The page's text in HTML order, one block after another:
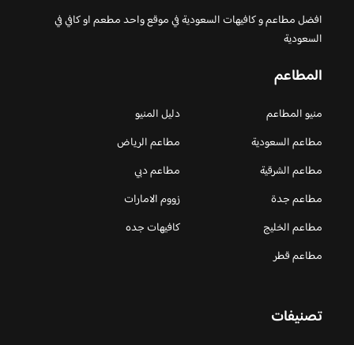
افضل مطاعم و كافيهات السعودية في موقع واحد مطعم او كافي في
السعودية
المطاعم
منيو المطاعم
دليل المنيو
مطاعم السعودية
مطاعم الرياض
مطاعم الشرقية
مطاعم دبي
مطاعم جدة
زووم الامارات
مطاعم الخليج
كافيهات جده
مطاعم قطر
تصنيفات